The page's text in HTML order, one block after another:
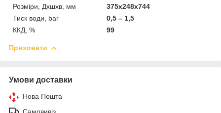
Розміри, Дхшхв, мм
375х248х744
Тиск води, bar
0,5 – 1,5
ККД, %
99
Приховати
Умови доставки
Нова Пошта
Самовивіз